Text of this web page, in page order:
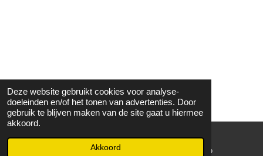
Deze website gebruikt cookies voor analyse-
doeleinden en/of het tonen van advertenties. Door
gebruik te blijven maken van de site gaat u hiermee
akkoord.
Akkoord WhatsApp